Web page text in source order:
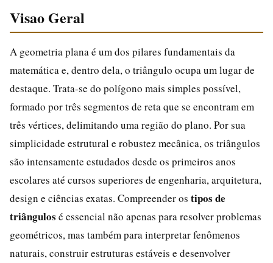
Visao Geral
A geometria plana é um dos pilares fundamentais da
matemática e, dentro dela, o triângulo ocupa um lugar de
destaque. Trata-se do polígono mais simples possível,
formado por três segmentos de reta que se encontram em
três vértices, delimitando uma região do plano. Por sua
simplicidade estrutural e robustez mecânica, os triângulos
são intensamente estudados desde os primeiros anos
escolares até cursos superiores de engenharia, arquitetura,
design e ciências exatas. Compreender os tipos de
triângulos é essencial não apenas para resolver problemas
geométricos, mas também para interpretar fenômenos
naturais, construir estruturas estáveis e desenvolver